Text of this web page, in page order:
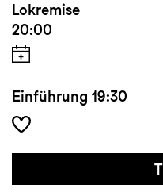
Lokremise
20:00
Einführung 19:30